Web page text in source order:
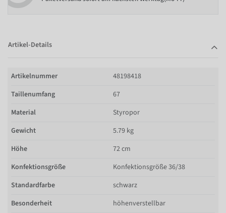
Artikel-Details
Artikelnummer
48198418
Taillenumfang
67
Material
Styropor
Gewicht
5.79 kg
Höhe
72 cm
Konfektionsgröße
Konfektionsgröße 36/38
Standardfarbe
schwarz
Besonderheit
höhenverstellbar